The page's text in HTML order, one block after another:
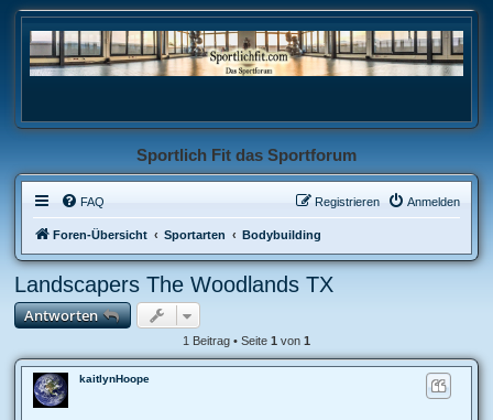
Sportlich Fit das Sportforum
FAQ Anmelden
Registrieren
Foren-Übersicht Sportarten Bodybuilding
Landscapers The Woodlands TX
Antworten
1 Beitrag • Seite 1 von 1
kaitlynHoope